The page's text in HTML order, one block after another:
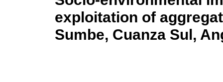
exploitation of
Sumbe, Cuanza Sul,